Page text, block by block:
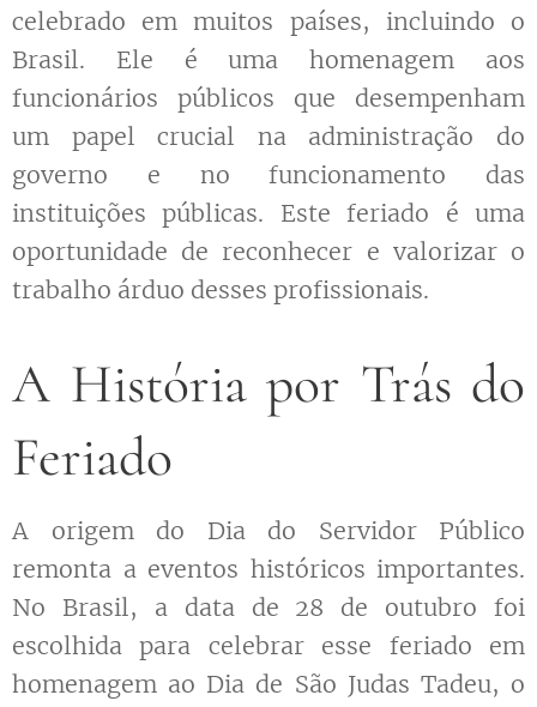
celebrado em muitos países, incluindo o
Brasil. Ele é uma homenagem aos
funcionários públicos que desempenham
um papel crucial na administração do
governo e no funcionamento das
instituições públicas. Este feriado é uma
oportunidade de reconhecer e valorizar o
trabalho árduo desses profissionais.
A História por Trás do
Feriado
A origem do Dia do Servidor Público
remonta a eventos históricos importantes.
No Brasil, a data de 28 de outubro foi
escolhida para celebrar esse feriado em
homenagem ao Dia de São Judas Tadeu, o